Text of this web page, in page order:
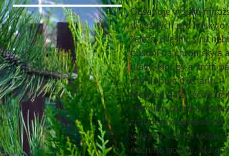
Obsahuje vysoké
důležitých pro lidský
železo, draslík, síru
působí na chronický a
hlavy, klouby a krční
prohlubuje dýchání.
Mezi její další léčivé
krevního cukru a
zmírnění depresivních
výrazně účinná léčba
nočního pocení. Má